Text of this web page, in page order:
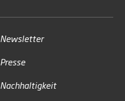
Newsletter
Presse
Nachhaltigkeit